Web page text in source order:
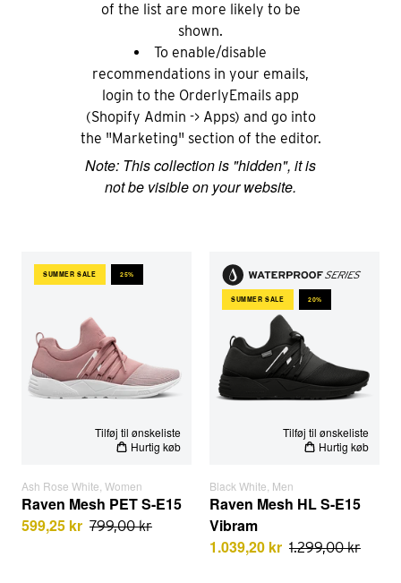
of the list are more likely to be
shown.
To enable/disable
recommendations in your emails,
login to the OrderlyEmails app
(Shopify Admin -> Apps) and go into
the "Marketing" section of the editor.
Note: This collection is "hidden", it is
not be visible on your website.
SUMMER SALE 25%
EU STØRRELSER
Tilføj til ønskeliste
Hurtig køb
Ash Rose White, Women
Raven Mesh PET S-E15
599,25 kr 799,00 kr
Raven Mesh PET S-E15 | Ash Rose White | Women
SUMMER SALE 20%
EU STØRRELSER
MAND
KVINDE
Tilføj til ønskeliste
Hurtig køb
Black White, Men
Raven Mesh HL S-E15
Vibram
1.039,20 kr 1.299,00 kr
Raven Mesh HL S-E15